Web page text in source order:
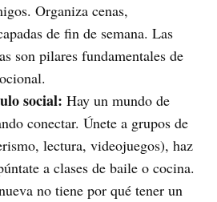
Organiza cenas,
de fin de semana. Las
son pilares fundamentales de
social: Hay un mundo de
conectar. Únete a grupos de
lectura, videojuegos), haz
a clases de baile o cocina.
no tiene por qué tener un